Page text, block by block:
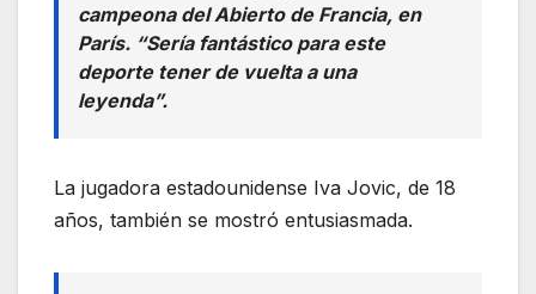
campeona del Abierto de Francia, en
París. “Sería fantástico para este
deporte tener de vuelta a una
leyenda”.
La jugadora estadounidense Iva Jovic, de 18
años, también se mostró entusiasmada.